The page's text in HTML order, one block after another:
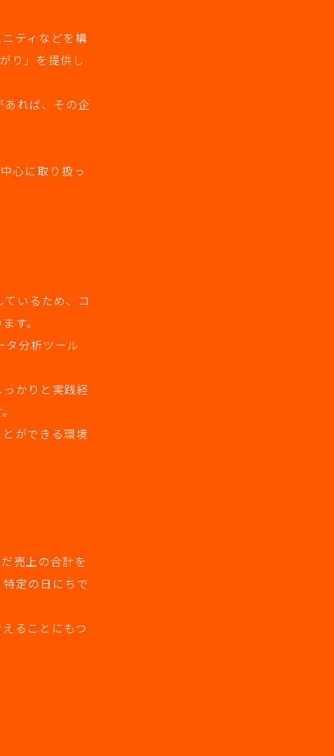
ティなどを構
り」を提供し
れば、その企
心に取り扱っ
いるため、コ
す。
タ分析ツール
かりと実践経
ができる環境
売上の合計を
定の日にちで
ることにもつ